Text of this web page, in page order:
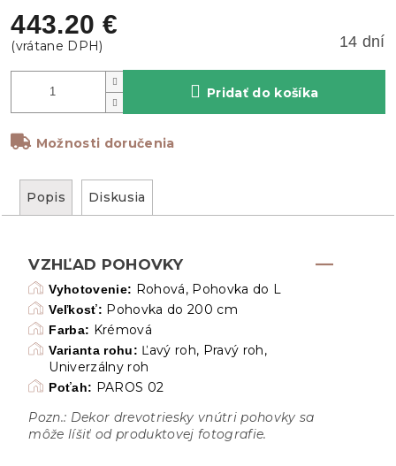
443.20 €
14 dní
Možnosti doručenia
Pridať do košíka
Popis Diskusia
VZHĽAD POHOVKY
Vyhotovenie: Rohová, Pohovka do L
Veľkosť: Pohovka do 200 cm
Farba: Krémová
Varianta rohu: Ľavý roh, Pravý roh,
Univerzálny roh
Poťah: PAROS 02
Pozn.: Dekor drevotriesky vnútri pohovky sa
môže líšiť od produktovej fotografie.